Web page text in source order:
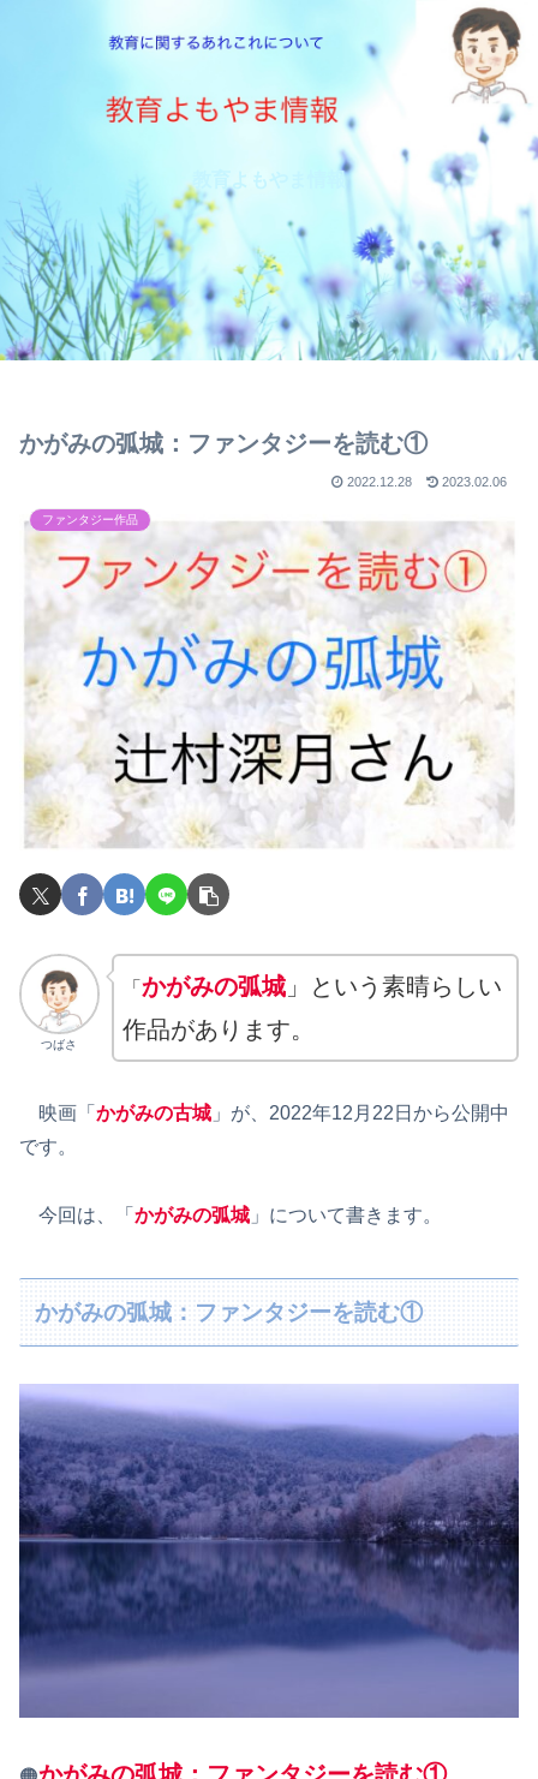
教育よもやま情報
かがみの弧城：ファンタジーを読む①
2022.12.28 2023.02.06
ファンタジー作品
つばさ
「 かがみの弧城」という素晴らしい
作品があります。
映画「 かがみの古城 」が、2022年12月22日から公開中
です。
今回は、「 かがみの弧城 」について書きます。
かがみの弧城：ファンタジーを読む①